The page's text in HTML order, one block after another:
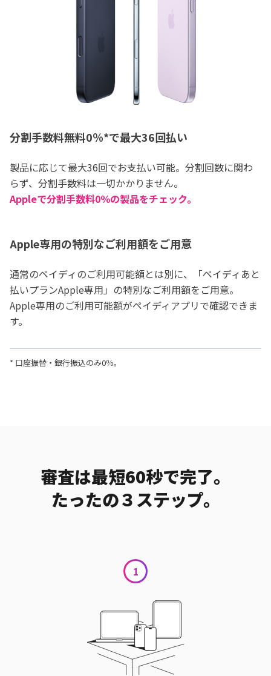
分割手数料無料0％*で最大36回払い
製品に応じて最大36回でお支払い可能。分割回数に関わ
らず、分割手数料は一切かかりません。
Appleで分割手数料0％の製品をチェック。
Apple専用の特別なご利用額をご用意
通常のペイディのご利用可能額とは別に、「ペイディあと
払いプランApple専用」の特別なご利用額をご用意。
Apple専用のご利用可能額がペイディアプリで確認できま
す。
* 口座振替・銀行振込のみ0％。
審査は最短60秒で完了。
たったの３ステップ。
1